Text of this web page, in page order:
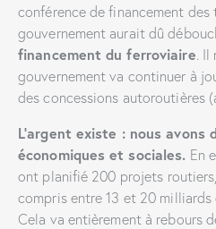
conférence de financement des
gouvernement aurait dû
financement du ferroviaire .
gouvernement va continuer à
des concessions autoroutières
L’argent existe : nous avons
économiques et sociales. En
ont planifié 200 projets
compris entre 13 et 20 milliards
Cela va entièrement à rebours